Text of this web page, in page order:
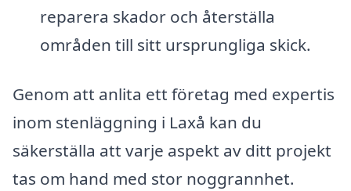
reparera skador och återställa
områden till sitt ursprungliga skick.
Genom att anlita ett företag med expertis
inom stenläggning i Laxå kan du
säkerställa att varje aspekt av ditt projekt
tas om hand med stor noggrannhet.